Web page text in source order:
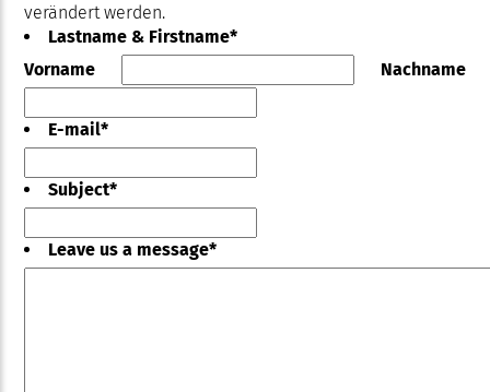
verändert werden.
Lastname & Firstname*
Vorname
Nachname
E-mail*
Subject*
Leave us a message*